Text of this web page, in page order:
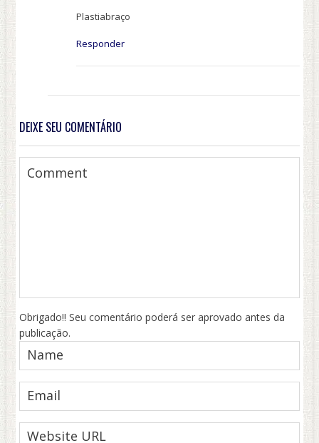
Plastiabraço
Responder
DEIXE SEU COMENTÁRIO
Obrigado!! Seu comentário poderá ser aprovado antes da
publicação.